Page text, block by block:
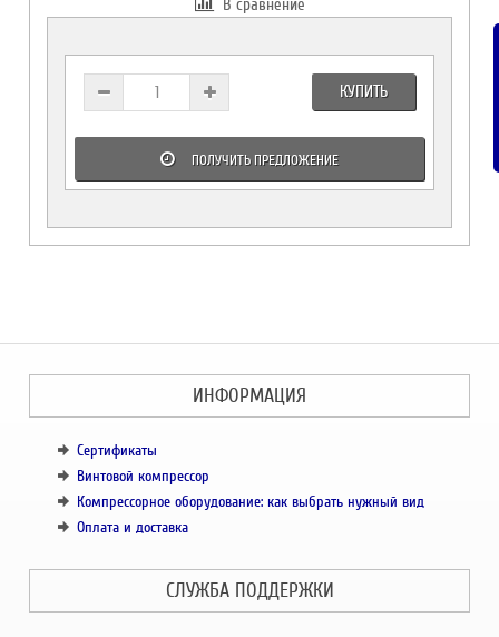
В сравнение
КУПИТЬ
ПОЛУЧИТЬ ПРЕДЛОЖЕНИЕ
ИНФОРМАЦИЯ
Сертификаты
Винтовой компрессор
Компрессорное оборудование: как выбрать нужный вид
Оплата и доставка
СЛУЖБА ПОДДЕРЖКИ